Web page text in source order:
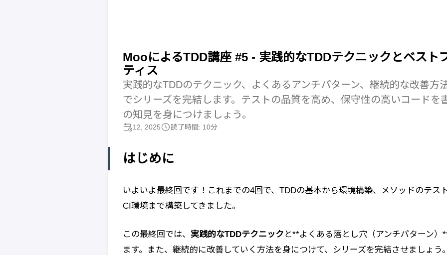
MooによるTDD講座 #5 - 実践的なTDDテクニックとベスト
ティス
実践的なTDDのテクニック、よくあるアンチパターン、継続的な改善方
でシリーズを完結します。テストの品質を高め、保守性の高いコードを
の知見を身につけましょう。
12, 2025 読了時間: 10分
はじめに
いよいよ最終回です！これまでの4回で、TDDの基本から環境構築、メソッドのテス
CI環境まで構築してきました。
この最終回では、 実践的なTDDテクニック と**よくある落とし穴（アンチパターン）
ます。また、継続的に改善していく方法を身につけて、シリーズを完結させましょう